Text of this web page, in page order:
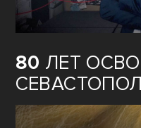
80 ЛЕТ